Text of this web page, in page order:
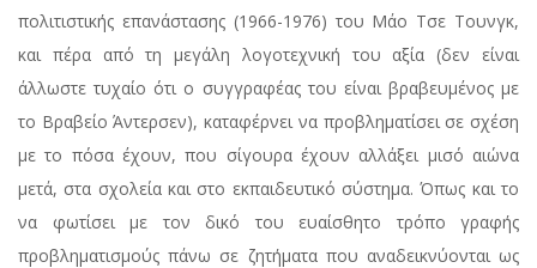
πολιτιστικής επανάστασης (1966-1976) του Μάο Τσε Τουνγκ,
και πέρα από τη μεγάλη λογοτεχνική του αξία (δεν είναι
άλλωστε τυχαίο ότι ο συγγραφέας του είναι βραβευμένος με
το Βραβείο Άντερσεν), καταφέρνει να προβληματίσει σε σχέση
με το πόσα έχουν, που σίγουρα έχουν αλλάξει μισό αιώνα
μετά, στα σχολεία και στο εκπαιδευτικό σύστημα. Όπως και το
να φωτίσει με τον δικό του ευαίσθητο τρόπο γραφής
προβληματισμούς πάνω σε ζητήματα που αναδεικνύονται ως